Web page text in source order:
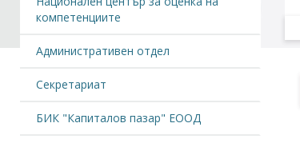
компетенциите
Административен отдел
Секретариат
БИК "Капиталов пазар" ЕООД